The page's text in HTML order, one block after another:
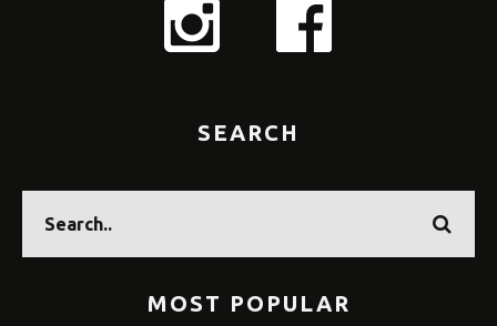
SEARCH
MOST POPULAR